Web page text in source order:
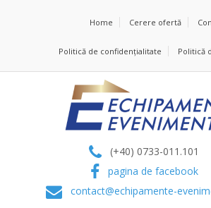
Home Cerere ofertă
Politică de confidențialitate Politică
(+40) 0733-011.101
pagina de facebook
contact@echipamente-